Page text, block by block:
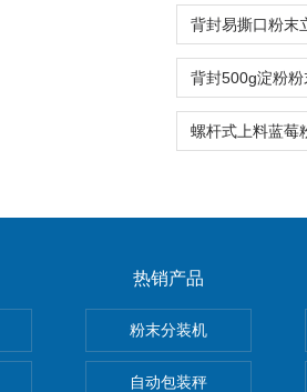
热销产品
粉末分装机
自动包装秤